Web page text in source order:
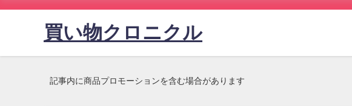
買い物クロニクル
記事内に商品プロモーションを含む場合があります